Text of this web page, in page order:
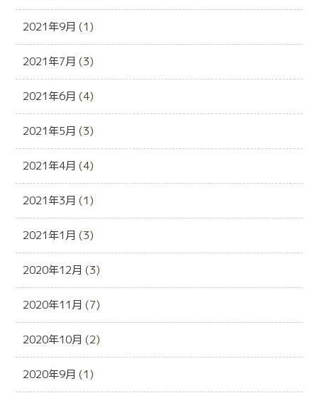
2021年9月 (1)
2021年7月 (3)
2021年6月 (4)
2021年5月 (3)
2021年4月 (4)
2021年3月 (1)
2021年1月 (3)
2020年12月 (3)
2020年11月 (7)
2020年10月 (2)
2020年9月 (1)